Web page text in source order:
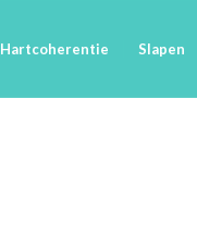
Hartcoherentie Slapen